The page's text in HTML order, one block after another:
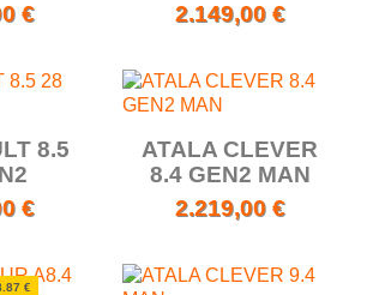
€
2.149,00 €
8.5
€
ATALA CLEVER
8.4 GEN2 MAN
2.219,00 €
€